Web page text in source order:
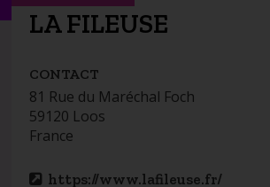
LA FILEUSE
CONTACT
81 Rue du Maréchal Foch
59120 Loos
France
https://www.lafileuse.fr/